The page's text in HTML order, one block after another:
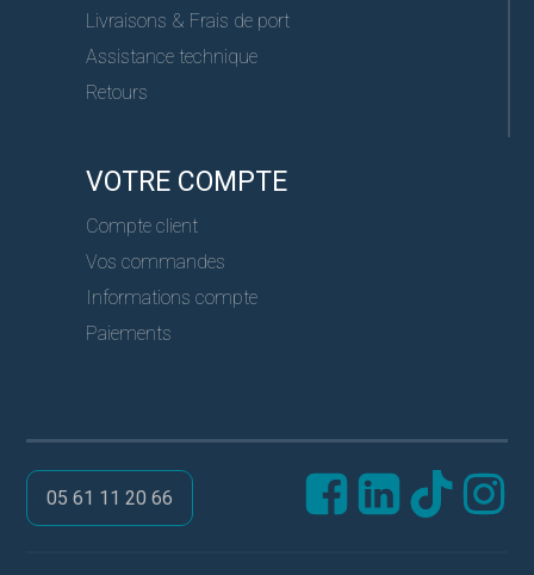
Livraisons & Frais de port
Assistance technique
Retours
VOTRE COMPTE
Compte client
Vos commandes
Informations compte
Paiements
05 61 11 20 66